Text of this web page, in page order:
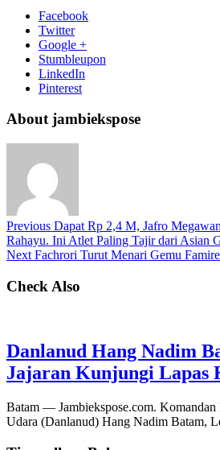
Facebook
Twitter
Google +
Stumbleupon
LinkedIn
Pinterest
About jambiekspose
Previous Dapat Rp 2,4 M, Jafro
Rahayu. Ini Atlet Paling Tajir dari Asian
Next Fachrori Turut Menari Gemu Famire
Check Also
Danlanud Hang Nadim
Jajaran Kunjungi Lapas
Batam — Jambiekspose.com.
Udara (Danlanud) Hang Nadim Batam,